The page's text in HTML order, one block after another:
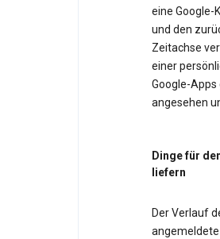
eine Google-
und den
Zeitachse
einer
Google-
angesehen
Dinge für
liefern
Der Verlauf